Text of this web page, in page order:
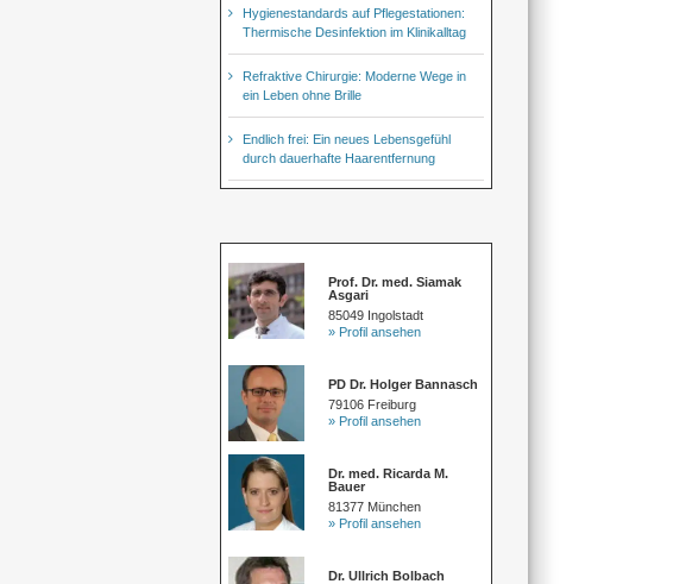
Hygienestandards auf Pflegestationen:
Thermische Desinfektion im Klinikalltag
Refraktive Chirurgie: Moderne Wege in
ein Leben ohne Brille
Endlich frei: Ein neues Lebensgefühl
durch dauerhafte Haarentfernung
Prof. Dr. med. Siamak
Asgari
85049 Ingolstadt
» Profil ansehen
PD Dr. Holger Bannasch
79106 Freiburg
» Profil ansehen
Dr. med. Ricarda M.
Bauer
81377 München
» Profil ansehen
Dr. Ullrich Bolbach